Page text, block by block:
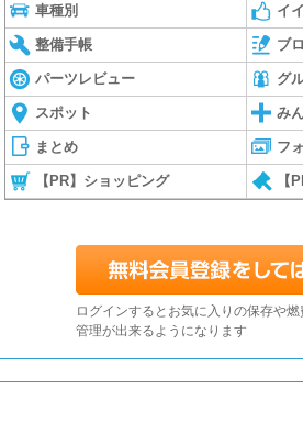
車種別 イ
整備手帳 ブ
パーツレビュー グ
スポット み
まとめ フ
【PR】ショッピング 【
ログインするとお気に入りの保存や
管理が出来るようになります